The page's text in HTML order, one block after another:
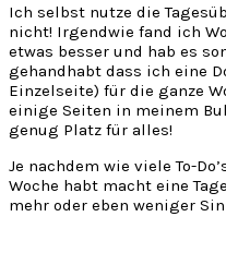
Ich selbst nutze die
nicht! Irgendwie fand ich
etwas besser und hab es
gehandhabt dass ich eine
Einzelseite) für die ganze
einige Seiten in meinem
genug Platz für alles!
Je nachdem wie viele To-
Woche habt macht eine
mehr oder eben weniger